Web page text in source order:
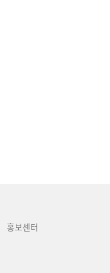
홍보센터